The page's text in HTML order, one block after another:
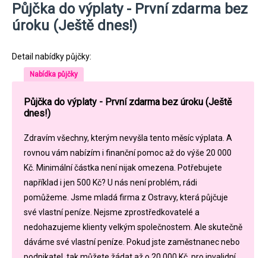
Půjčka do výplaty - První zdarma bez
úroku (Ještě dnes!)
Detail nabídky půjčky:
Nabídka půjčky
Půjčka do výplaty - První zdarma bez úroku (Ještě
dnes!)
Zdravím všechny, kterým nevyšla tento měsíc výplata. A
rovnou vám nabízím i finanční pomoc až do výše 20 000
Kč. Minimální částka není nijak omezena. Potřebujete
například i jen 500 Kč? U nás není problém, rádi
pomůžeme. Jsme mladá firma z Ostravy, která půjčuje
své vlastní peníze. Nejsme zprostředkovatelé a
nedohazujeme klienty velkým společnostem. Ale skutečně
dáváme své vlastní peníze. Pokud jste zaměstnanec nebo